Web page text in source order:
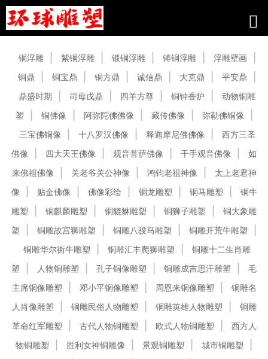
铜浮雕 紫铜浮雕 锻铜浮雕 铸铜浮雕
浮雕壁画
铜鼎
铜宝鼎 铜方鼎 诚信鼎 大克鼎
平安鼎
鼎盛时期
司母戊鼎 四羊方尊 铜钟香炉
动物铜雕
塑
铜佛像 阿弥陀佛佛像 藏传佛像
弥勒佛铜像
三宝佛铜像
十八罗汉佛像 释迦摩尼佛佛像
西方三圣
佛像
四大天王佛像 观音菩萨佛像 千手观音佛像
如
来佛祖佛像
关老爷关公神像 鸿钧老祖神像
太上老君神
像
贴金佛像 佛像彩绘 铜龙雕塑 铜马雕塑
铜牛
雕塑
铜麒麟雕塑 铜貔貅雕塑 铜狮子雕塑
铜大象雕
塑
铜雕故宫狮雕塑 铜雕八骏马雕塑
铜雕开荒牛雕塑
铜雕华尔街牛雕塑
铜雕汇丰爬狮雕塑
铜雕十二生肖雕
塑
人物铜雕塑 孔子铜像雕塑 铜雕成吉思汗雕塑
毛
主席铜像雕塑
邓小平铜像雕塑 周恩来铜像雕塑
铜雕名
人肖像雕塑
铜雕民俗人物雕塑 铜雕英雄人物雕塑
铜雕
革命红军雕塑
古代人物铜雕塑 欧式人物铜雕塑
西方人
物铜雕塑
胜利女神铜雕像 景观铜雕塑
城市铜雕塑